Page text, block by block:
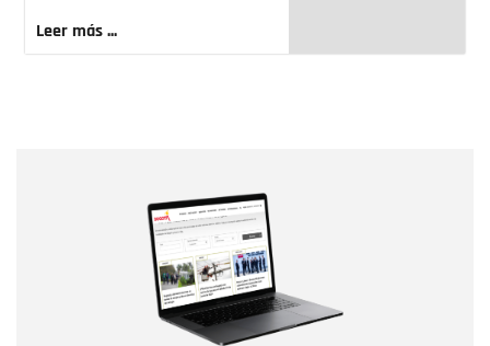
Leer más ...
Correo electrónico
Tipo de comentario